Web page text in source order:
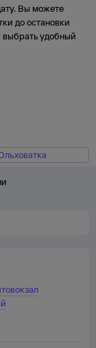
Вы можете
доостановки
выбрать удобный